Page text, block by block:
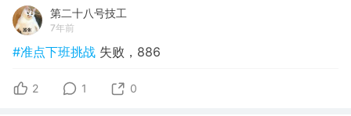
第二十八号技工
7年前
#准点下班挑战 失败，886
2 1 0